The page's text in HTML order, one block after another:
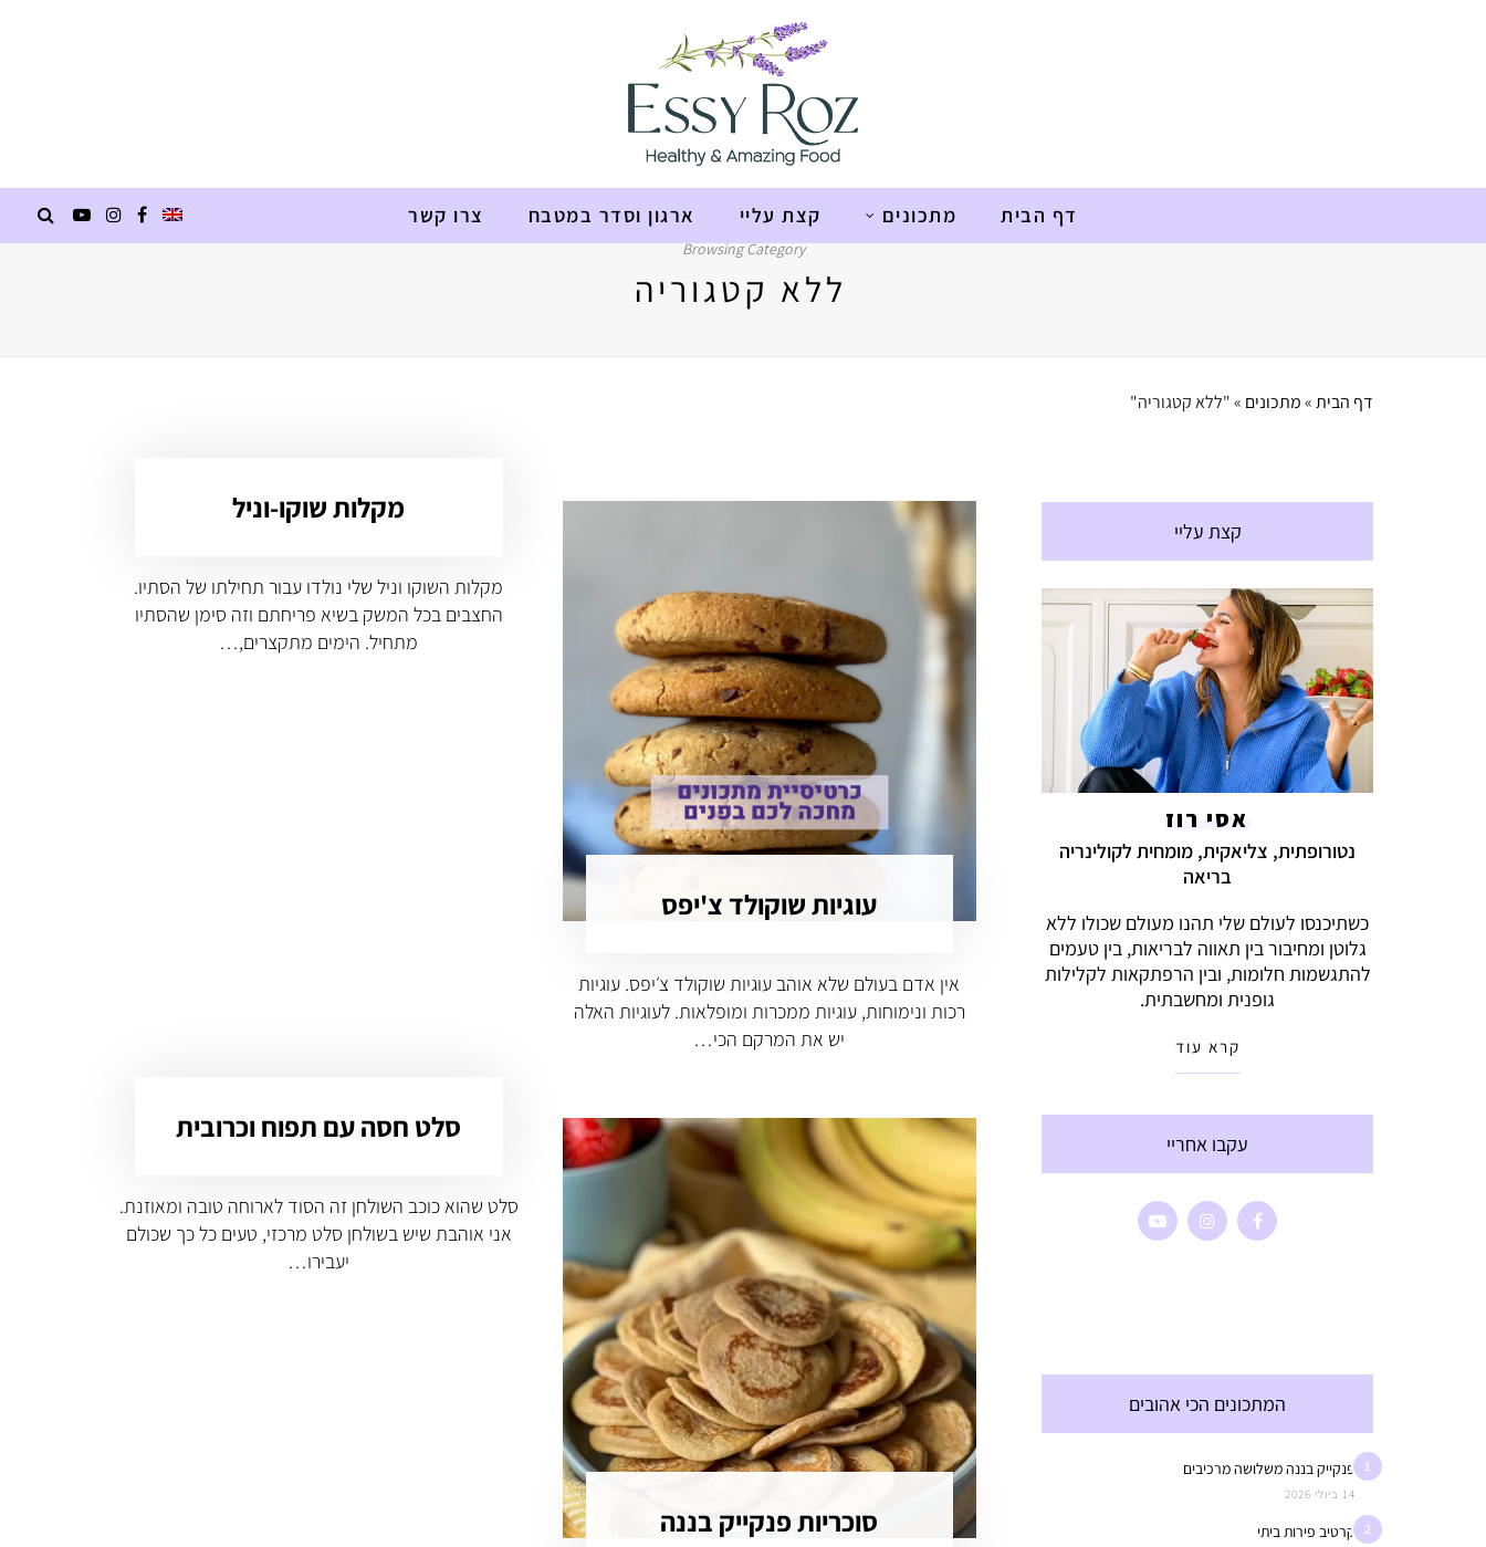
דף הבית מתכונים קצת עליי ארגון וסדר במטבח צרו קשר
Browsing Category
ללא קטגוריה
דף הבית»מתכונים »"ללא קטגוריה"
עוגיות שוקולד צ'יפס
אין אדם בעולם שלא אוהב עוגיות שוקולד צ׳יפס. עוגיות
רכות ונימוחות, עוגיות ממכרות ומופלאות. לעוגיות האלה
יש את המרקם הכי…
מקלות שוקו-וניל
מקלות השוקו וניל שלי נולדו עבור תחילתו של הסתיו.
החצבים בכל המשק בשיא פריחתם וזה סימן שהסתיו
מתחיל. הימים מתקצרים,…
סוכריות פנקייק בננה
סלט חסה עם תפוח וכרובית
סלט שהוא כוכב השולחן זה הסוד לארוחה טובה ומאוזנת.
אני אוהבת שיש בשולחן סלט מרכזי, טעים כל כך שכולם
יעבירו…
קצת עליי
אסי רוז
נטורופתית, צליאקית, מומחית לקולינריה
בריאה
כשתיכנסו לעולם שלי תהנו מעולם שכולו ללא
גלוטן ומחיבור בין תאווה לבריאות, בין טעמים
להתגשמות חלומות, ובין הרפתקאות לקלילות
גופנית ומחשבתית.
קרא עוד
עקבו אחריי
המתכונים הכי אהובים
1 פנקייק בננה משלושה מרכיבים
14 ביולי 2026
2 קרטיב פירות ביתי